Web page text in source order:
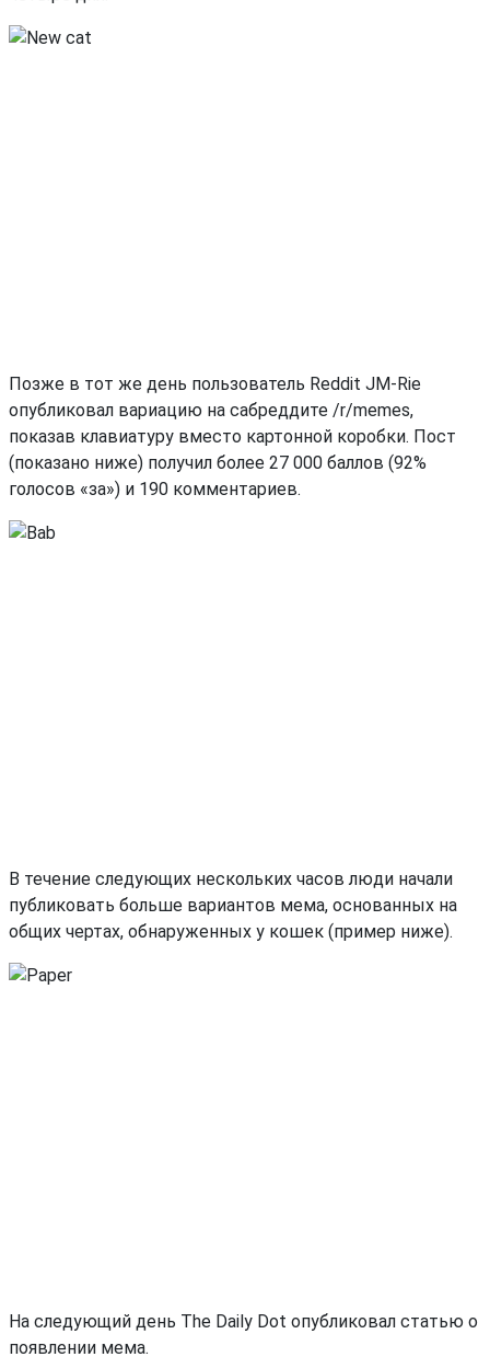
Позже в тот же день пользователь Reddit JM-Rie
опубликовал вариацию на сабреддите /r/memes,
показав клавиатуру вместо картонной коробки. Пост
(показано ниже) получил более 27 000 баллов (92%
голосов «за») и 190 комментариев.
В течение следующих нескольких часов люди начали
публиковать больше вариантов мема, основанных на
общих чертах, обнаруженных у кошек (пример ниже).
На следующий день The Daily Dot опубликовал статью о
появлении мема.